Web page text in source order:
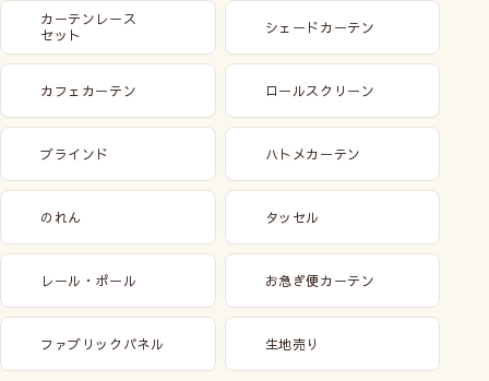
カーテンレース
セット
シェードカーテン
カフェカーテン ロールスクリーン
ブラインド ハトメカーテン
のれん タッセル
レール・ポール お急ぎ便カーテン
ファブリックパネル 生地売り